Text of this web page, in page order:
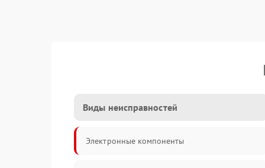
Виды неисправностей
Электронные компоненты